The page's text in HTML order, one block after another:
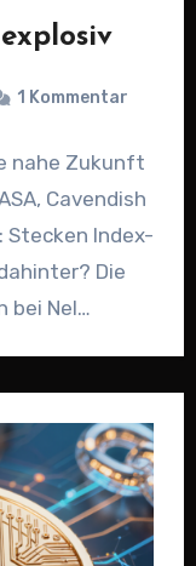
1 Kommentar
nahe Zukunft
Cavendish
Stecken Index-
Die
bei Nel…